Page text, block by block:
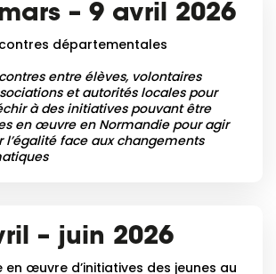
– 9 avril 2026
départementales
entre élèves, volontaires
et autorités locales pour
à des initiatives pouvant être
en œuvre en Normandie pour agir
l’égalité face aux changements
– juin 2026
en œuvre d’initiatives des jeunes au